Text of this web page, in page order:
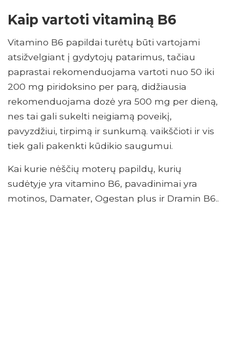
Kaip vartoti vitaminą B6
Vitamino B6 papildai turėtų būti vartojami
atsižvelgiant į gydytojų patarimus, tačiau
paprastai rekomenduojama vartoti nuo 50 iki
200 mg piridoksino per parą, didžiausia
rekomenduojama dozė yra 500 mg per dieną,
nes tai gali sukelti neigiamą poveikį,
pavyzdžiui, tirpimą ir sunkumą. vaikščioti ir vis
tiek gali pakenkti kūdikio saugumui.
Kai kurie nėščių moterų papildų, kurių
sudėtyje yra vitamino B6, pavadinimai yra
motinos, Damater, Ogestan plus ir Dramin B6..